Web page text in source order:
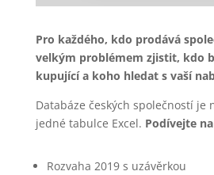
Pro každého, kdo prodává
velkým problémem zjistit, kdo
kupující a koho hledat s vaší
Databáze českých společností je
jedné tabulce Excel. Podívejte
Rozvaha 2019 s uzávěrkou